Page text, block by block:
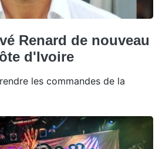
Renard de nouveau
d'Ivoire
les commandes de la